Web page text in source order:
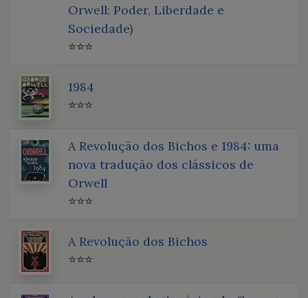
Orwell: Poder, Liberdade e
Sociedade)
⭐⭐⭐
1984
⭐⭐⭐
A Revolução dos Bichos e 1984: uma
nova tradução dos clássicos de
Orwell
⭐⭐⭐
A Revolução dos Bichos
⭐⭐⭐